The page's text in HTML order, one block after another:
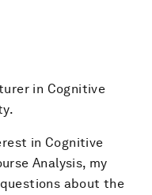
in Cognitive
in Cognitive
Analysis, my
about the